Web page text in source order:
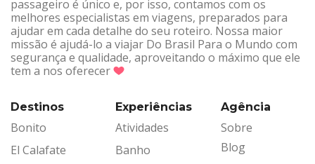
passageiro é único e, por isso, contamos com os
melhores especialistas em viagens, preparados para
ajudar em cada detalhe do seu roteiro. Nossa maior
missão é ajudá-lo a viajar Do Brasil Para o Mundo com
segurança e qualidade, aproveitando o máximo que ele
tem a nos oferecer
Destinos
Bonito
El Calafate
Experiências
Atividades
Banho
Agência
Sobre
Blog